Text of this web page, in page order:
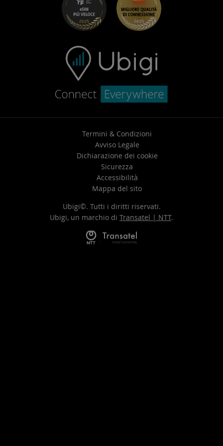
Centro assistenza
Contatta l’assistenza
Termini & Condizioni
Avviso Legale
Dichiarazione dei cookie
Sicurezza
Accessibilità
Mappa del sito
Ubigi©. Tutti i diritti riservati.
Ubigi, un marchio di Transatel | NTT.